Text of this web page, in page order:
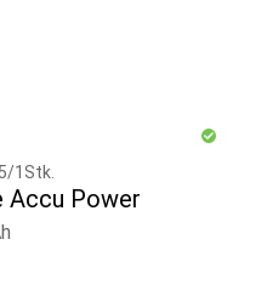
/1Stk.
Accu Power